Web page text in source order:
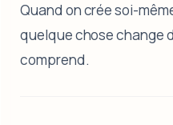
Quand on crée soi-
quelque chose change
comprend.